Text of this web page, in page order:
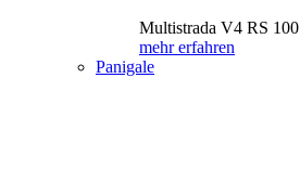
Multistrada V4 RS 100
mehr erfahren
Panigale